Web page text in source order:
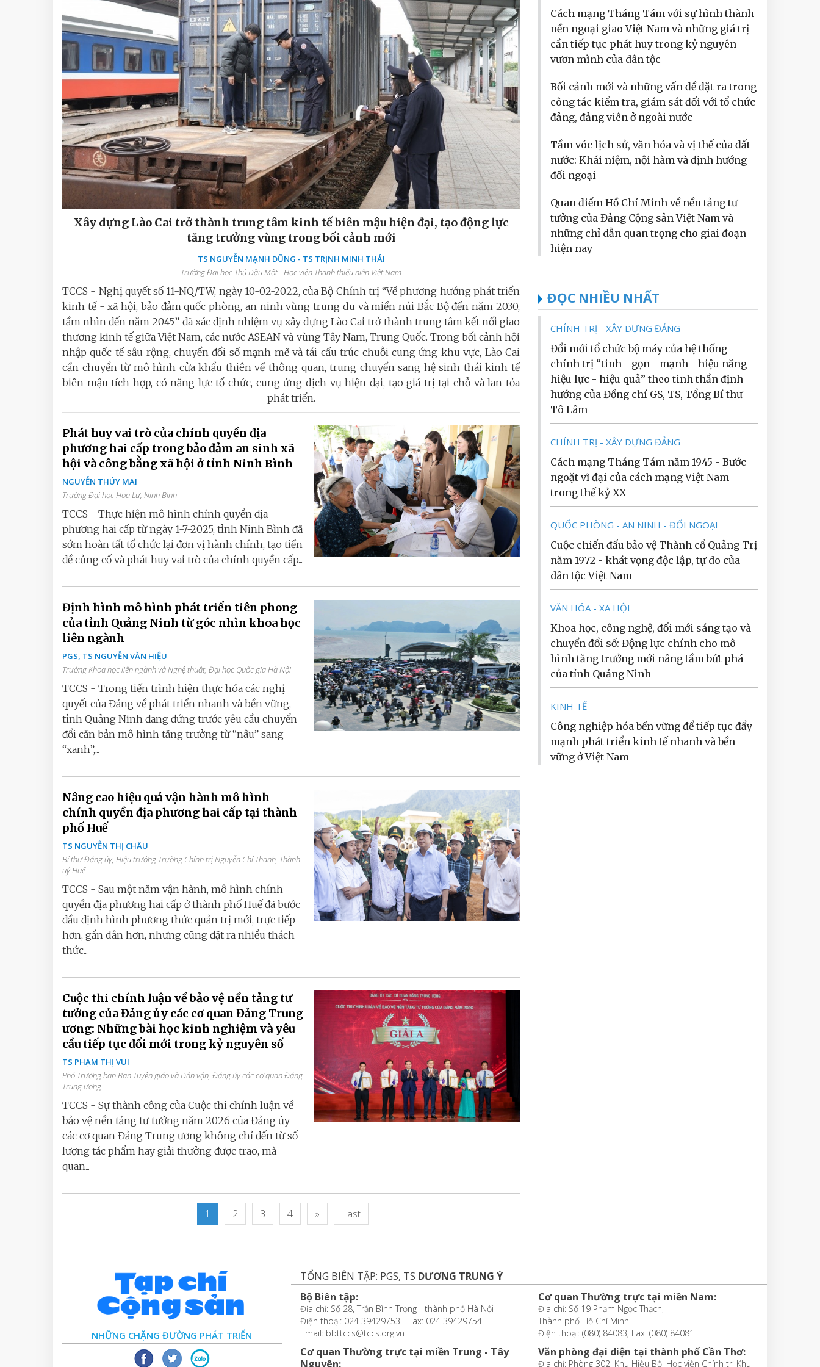
Xây dựng Lào Cai trở thành trung tâm kinh tế biên mậu hiện đại, tạo động lực
tăng trưởng vùng trong bối cảnh mới
TS NGUYỄN MẠNH DŨNG - TS TRỊNH MINH THÁI
Trường Đại học Thủ Dầu Một - Học viện Thanh thiếu niên Việt Nam
TCCS - Nghị quyết số 11-NQ/TW, ngày 10-02-2022, của Bộ Chính trị “Về phương hướng phát triển
kinh tế - xã hội, bảo đảm quốc phòng, an ninh vùng trung du và miền núi Bắc Bộ đến năm 2030,
tầm nhìn đến năm 2045” đã xác định nhiệm vụ xây dựng Lào Cai trở thành trung tâm kết nối giao
thương kinh tế giữa Việt Nam, các nước ASEAN và vùng Tây Nam, Trung Quốc. Trong bối cảnh hội
nhập quốc tế sâu rộng, chuyển đổi số mạnh mẽ và tái cấu trúc chuỗi cung ứng khu vực, Lào Cai
cần chuyển từ mô hình cửa khẩu thiên về thông quan, trung chuyển sang hệ sinh thái kinh tế
biên mậu tích hợp, có năng lực tổ chức, cung ứng dịch vụ hiện đại, tạo giá trị tại chỗ và lan tỏa
phát triển.
Phát huy vai trò của chính quyền địa
phương hai cấp trong bảo đảm an sinh xã
hội và công bằng xã hội ở tỉnh Ninh Bình
NGUYỄN THÚY MAI
Trường Đại học Hoa Lư, Ninh Bình
TCCS - Thực hiện mô hình chính quyền địa
phương hai cấp từ ngày 1-7-2025, tỉnh Ninh Bình đã
sớm hoàn tất tổ chức lại đơn vị hành chính, tạo tiền
đề củng cố và phát huy vai trò của chính quyền cấp...
Định hình mô hình phát triển tiên phong
của tỉnh Quảng Ninh từ góc nhìn khoa học
liên ngành
PGS, TS NGUYỄN VĂN HIỆU
Trường Khoa học liên ngành và Nghệ thuật, Đại học Quốc gia Hà Nội
TCCS - Trong tiến trình hiện thực hóa các nghị
quyết của Đảng về phát triển nhanh và bền vững,
tỉnh Quảng Ninh đang đứng trước yêu cầu chuyển
đổi căn bản mô hình tăng trưởng từ “nâu” sang
“xanh”,...
Nâng cao hiệu quả vận hành mô hình
chính quyền địa phương hai cấp tại thành
phố Huế
TS NGUYỄN THỊ CHÂU
Bí thư Đảng ủy, Hiệu trưởng Trường Chính trị Nguyễn Chí Thanh, Thành
uỷ Huế
TCCS - Sau một năm vận hành, mô hình chính
quyền địa phương hai cấp ở thành phố Huế đã bước
đầu định hình phương thức quản trị mới, trực tiếp
hơn, gần dân hơn, nhưng cũng đặt ra nhiều thách
thức...
Cuộc thi chính luận về bảo vệ nền tảng tư
tưởng của Đảng ủy các cơ quan Đảng Trung
ương: Những bài học kinh nghiệm và yêu
cầu tiếp tục đổi mới trong kỷ nguyên số
TS PHẠM THỊ VUI
Phó Trưởng ban Ban Tuyên giáo và Dân vận, Đảng ủy các cơ quan Đảng
Trung ương
TCCS - Sự thành công của Cuộc thi chính luận về
bảo vệ nền tảng tư tưởng năm 2026 của Đảng ủy
các cơ quan Đảng Trung ương không chỉ đến từ số
lượng tác phẩm hay giải thưởng được trao, mà
quan...
1 2 3 4 » Last
Cách mạng Tháng Tám với sự hình thành
nền ngoại giao Việt Nam và những giá trị
cần tiếp tục phát huy trong kỷ nguyên
vươn mình của dân tộc
Bối cảnh mới và những vấn đề đặt ra trong
công tác kiểm tra, giám sát đối với tổ chức
đảng, đảng viên ở ngoài nước
Tầm vóc lịch sử, văn hóa và vị thế của đất
nước: Khái niệm, nội hàm và định hướng
đối ngoại
Quan điểm Hồ Chí Minh về nền tảng tư
tưởng của Đảng Cộng sản Việt Nam và
những chỉ dẫn quan trọng cho giai đoạn
hiện nay
ĐỌC NHIỀU NHẤT
CHÍNH TRỊ - XÂY DỰNG ĐẢNG
Đổi mới tổ chức bộ máy của hệ thống
chính trị “tinh - gọn - mạnh - hiệu năng -
hiệu lực - hiệu quả” theo tinh thần định
hướng của Đồng chí GS, TS, Tổng Bí thư
Tô Lâm
CHÍNH TRỊ - XÂY DỰNG ĐẢNG
Cách mạng Tháng Tám năm 1945 - Bước
ngoặt vĩ đại của cách mạng Việt Nam
trong thế kỷ XX
QUỐC PHÒNG - AN NINH - ĐỐI NGOẠI
Cuộc chiến đấu bảo vệ Thành cổ Quảng Trị
năm 1972 - khát vọng độc lập, tự do của
dân tộc Việt Nam
VĂN HÓA - XÃ HỘI
Khoa học, công nghệ, đổi mới sáng tạo và
chuyển đổi số: Động lực chính cho mô
hình tăng trưởng mới nâng tầm bứt phá
của tỉnh Quảng Ninh
KINH TẾ
Công nghiệp hóa bền vững để tiếp tục đẩy
mạnh phát triển kinh tế nhanh và bền
vững ở Việt Nam
NHỮNG CHẶNG ĐƯỜNG PHÁT TRIỂN
TỔNG BIÊN TẬP: PGS, TS DƯƠNG TRUNG Ý
Bộ Biên tập:
Địa chỉ: Số 28, Trần Bình Trọng - thành phố Hà Nội
Điện thoại: 024 39429753 - Fax: 024 39429754
Email: bbttccs@tccs.org.vn
Cơ quan Thường trực tại miền Trung - Tây
Nguyên:
Cơ quan Thường trực tại miền Nam:
Địa chỉ: Số 19 Phạm Ngọc Thạch,
Thành phố Hồ Chí Minh
Điện thoại: (080) 84083; Fax: (080) 84081
Văn phòng đại diện tại thành phố Cần Thơ:
Địa chỉ: Phòng 302, Khu Hiệu Bộ, Học viện Chính trị Khu